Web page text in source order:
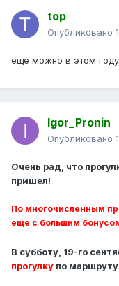
top
Опубликовано
еще можно в этом году
Igor_Pronin
Опубликовано
Очень рад, что
пришел!
По многочисленным
еще с большим
В субботу, 19-го
прогулку по